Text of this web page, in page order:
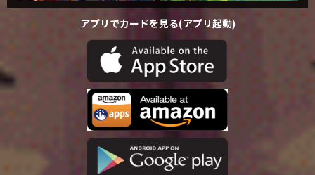
アプリでカードを見る(アプリ起動)